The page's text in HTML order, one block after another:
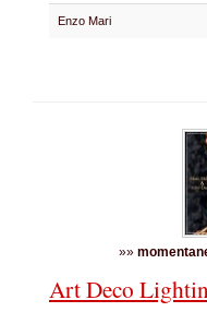
Enzo Mari
»»
Art Deco